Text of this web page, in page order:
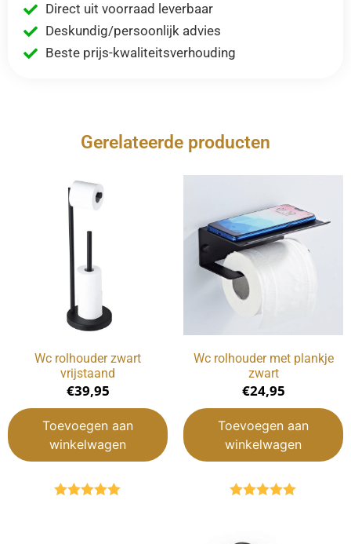
Direct uit voorraad leverbaar
Deskundig/persoonlijk advies
Beste prijs-kwaliteitsverhouding
Gerelateerde producten
Wc rolhouder zwart
vrijstaand
€39,95
Toevoegen aan
winkelwagen
Wc rolhouder met plankje
zwart
€24,95
Toevoegen aan
winkelwagen